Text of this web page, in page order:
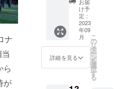
ナ
ら
が
加費は
無料で
すが、
交通費
や滞在
ては自
己負担
み 掲載
サイ
ズ：縦
20セン
チ×横10
センチ
味や細
かい模
様など
は実物
と異な
りま
す。 (商
ケージ
に入れ
てお届
けしま
す。北
海道産
の大粒
の銘酒
で、青
森県を
代表す
る日本
酒の一
つ「豊
盃」
お届
け予
定：
2023
年09
月
詳細を見る
こ
の
リ
タ
ー
ン
を
選
択
す
る